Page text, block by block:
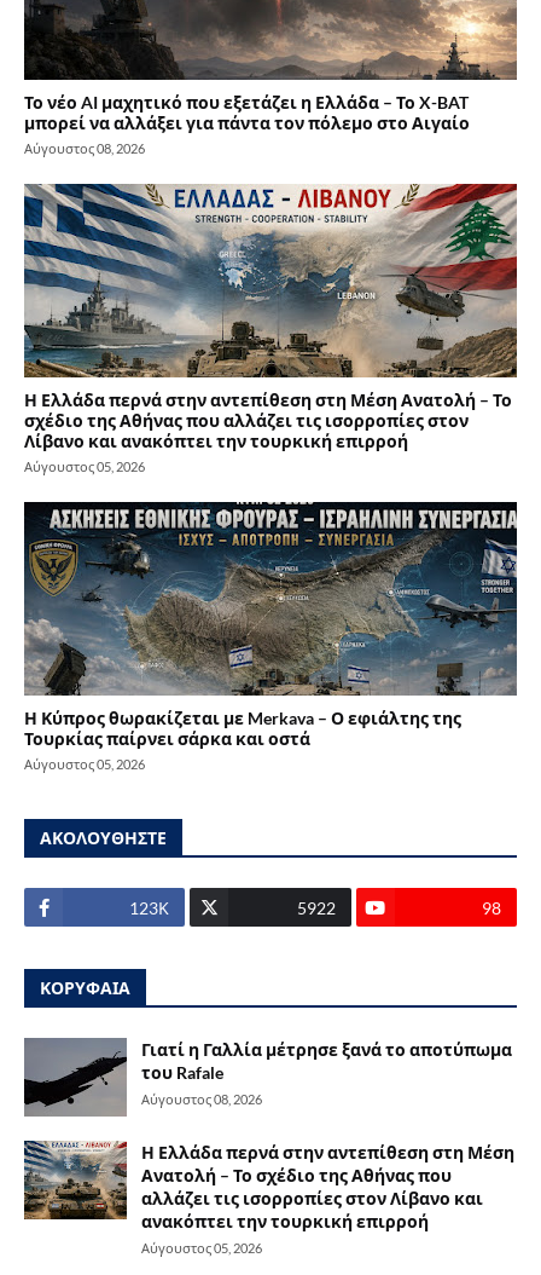
Το νέο AI μαχητικό που εξετάζει η Ελλάδα – Το X-BAT
μπορεί να αλλάξει για πάντα τον πόλεμο στο Αιγαίο
Αύγουστος 08, 2026
Η Ελλάδα περνά στην αντεπίθεση στη Μέση Ανατολή – Το
σχέδιο της Αθήνας που αλλάζει τις ισορροπίες στον
Λίβανο και ανακόπτει την τουρκική επιρροή
Αύγουστος 05, 2026
Η Κύπρος θωρακίζεται με Merkava – Ο εφιάλτης της
Τουρκίας παίρνει σάρκα και οστά
Αύγουστος 05, 2026
ΑΚΟΛΟΥΘΗΣΤΕ
123Κ 5922 98
ΚΟΡΥΦΑΙΑ
Γιατί η Γαλλία μέτρησε ξανά το αποτύπωμα
του Rafale
Αύγουστος 08, 2026
Η Ελλάδα περνά στην αντεπίθεση στη Μέση
Ανατολή – Το σχέδιο της Αθήνας που
αλλάζει τις ισορροπίες στον Λίβανο και
ανακόπτει την τουρκική επιρροή
Αύγουστος 05, 2026